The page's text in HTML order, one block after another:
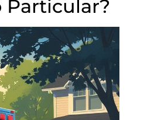
Particular?